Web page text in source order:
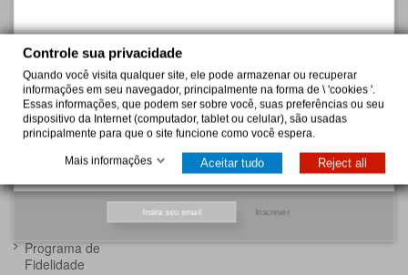
Redução Preço
Promoções
Privacidade
Condições
Gerais de uso e
Fornecimento
PME Excelência
Puppycare
Programa de
Fidelidade
4405-520 Vilar do Paraiso
Online@puppycare.pt
Loja Online
-----------------------------------------------------
------------------
Loja Física
Veterinário- Inscrever
Controle sua privacidade
Quando você visita qualquer site, ele pode armazenar ou recuperar
informações em seu navegador, principalmente na forma de \ 'cookies '.
Essas informações, que podem ser sobre você, suas preferências ou seu
dispositivo da Internet (computador, tablet ou celular), são usadas
principalmente para que o site funcione como você espera.
Mais informações Aceitar tudo Reject all